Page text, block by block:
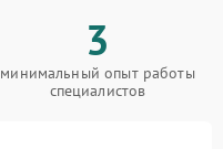
3
минимальный опыт работы
специалистов